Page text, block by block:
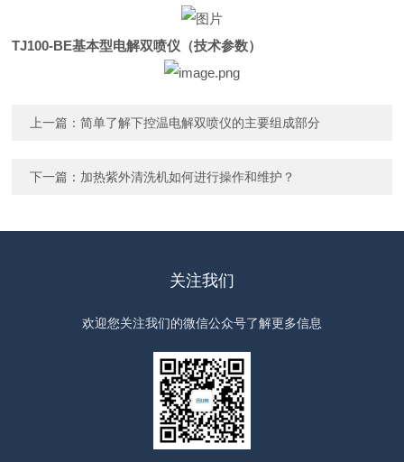
TJ100-BE基本型电解双喷仪（技术参数）
上一篇：简单了解下控温电解双喷仪的主要组成部分
下一篇： 加热紫外清洗机如何进行操作和维护？
关注我们
欢迎您关注我们的微信公众号了解更多信息